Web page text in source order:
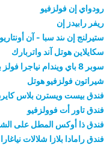
رودواي إن فولزفيو
ريفر رابيدز إن
ستيرلنج إن ىند سبا - آن
سكايلاين هوتل آند واتربارك
سوبر 8 باي ويندام نياجرا فولز باي ذا فولز
شيراتون فولزفيو هوتل
فندق بيست ويسترن بلاس
فندق تاور أت فوولزفيو
فندق ذا أوكس المطل على
فندق رامادا بلازا شلالات نياغارا